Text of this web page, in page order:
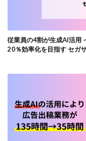
従業員の4割が生成AI活用
20％効率化を目指す セガ